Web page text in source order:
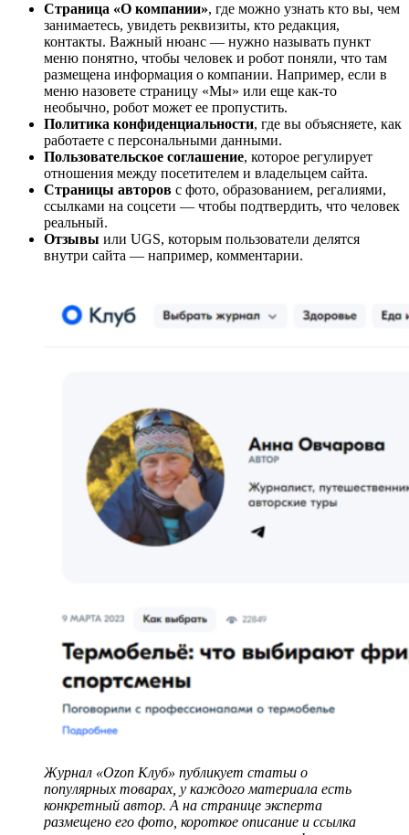
Страница «О компании», где можно узнать кто вы, чем
занимаетесь, увидеть реквизиты, кто редакция,
контакты. Важный нюанс — нужно называть пункт
меню понятно, чтобы человек и робот поняли, что там
размещена информация о компании. Например, если в
меню назовете страницу «Мы» или еще как-то
необычно, робот может ее пропустить.
Политика конфиденциальности, где вы объясняете, как
работаете с персональными данными.
Пользовательское соглашение, которое регулирует
отношения между посетителем и владельцем сайта.
Страницы авторов с фото, образованием, регалиями,
ссылками на соцсети — чтобы подтвердить, что человек
реальный.
Отзывы или UGS, которым пользователи делятся
внутри сайта — например, комментарии.
Журнал «Ozon Клуб» публикует статьи о
популярных товарах, у каждого материала есть
конкретный автор. А на странице эксперта
размещено его фото, короткое описание и ссылка